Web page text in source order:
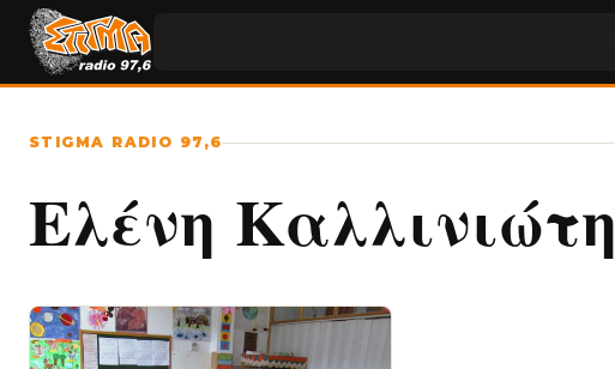
STIGMA RADIO 97,6
Ελένη Καλλινιώτη